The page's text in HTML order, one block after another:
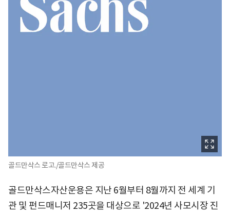
골드만삭스 로고./골드만삭스 제공
골드만삭스자산운용은 지난 6월부터 8월까지 전 세계 기
관 및 펀드매니저 235곳을 대상으로 '2024년 사모시장 진